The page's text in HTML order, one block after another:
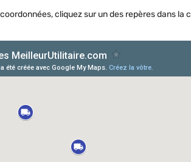
cliquez sur un des repères dans la